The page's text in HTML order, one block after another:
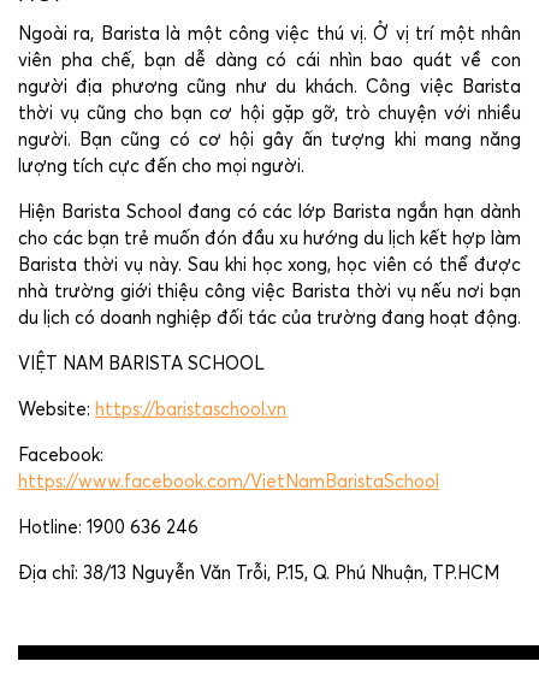
Ngoài ra, Barista là một công việc thú vị. Ở vị trí một nhân
viên pha chế, bạn dễ dàng có cái nhìn bao quát về con
người địa phương cũng như du khách. Công việc Barista
thời vụ cũng cho bạn cơ hội gặp gỡ, trò chuyện với nhiều
người. Bạn cũng có cơ hội gây ấn tượng khi mang năng
lượng tích cực đến cho mọi người.
Hiện Barista School đang có các lớp Barista ngắn hạn dành
cho các bạn trẻ muốn đón đầu xu hướng du lịch kết hợp làm
Barista thời vụ này. Sau khi học xong, học viên có thể được
nhà trường giới thiệu công việc Barista thời vụ nếu nơi bạn
du lịch có doanh nghiệp đối tác của trường đang hoạt động.
VIỆT NAM BARISTA SCHOOL
Website: https://baristaschool.vn
Facebook:
https://www.facebook.com/VietNamBaristaSchool
Hotline: 1900 636 246
Địa chỉ: 38/13 Nguyễn Văn Trỗi, P.15, Q. Phú Nhuận, TP.HCM